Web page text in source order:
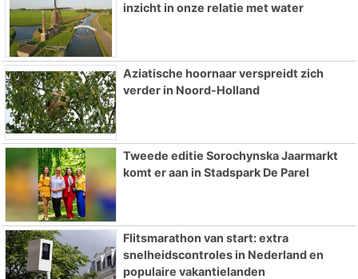
inzicht in onze relatie met water
Aziatische hoornaar verspreidt zich
verder in Noord-Holland
Tweede editie Sorochynska Jaarmarkt
komt er aan in Stadspark De Parel
Flitsmarathon van start: extra
snelheidscontroles in Nederland en
populaire vakantielanden